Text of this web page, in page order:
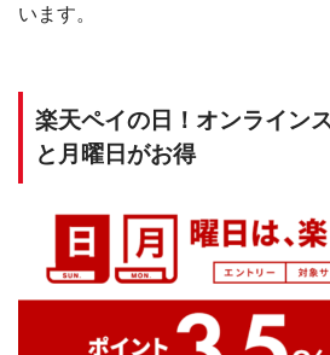
います。
楽天ペイの日！オンライン
と月曜日がお得